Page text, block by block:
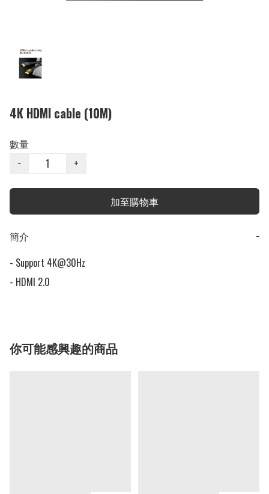
4K HDMI cable (10M)
數量
−
+
加至購物車
簡介
−
- Support 4K@30Hz
- HDMI 2.0
你可能感興趣的商品